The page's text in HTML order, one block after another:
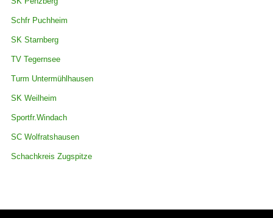
Schfr Puchheim
SK Starnberg
TV Tegernsee
Turm Untermühlhausen
SK Weilheim
Sportfr.Windach
SC Wolfratshausen
Schachkreis Zugspitze